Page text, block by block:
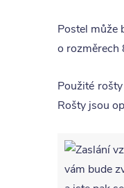
Postel může
o
Použité
Rošty jsou
vám bude